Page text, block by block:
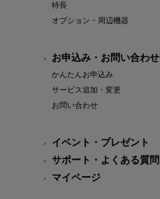
特長
オプション・周辺機器
お申込み・お問い合わせ
かんたんお申込み
サービス追加・変更
お問い合わせ
イベント・プレゼント
サポート・よくある質問
マイページ